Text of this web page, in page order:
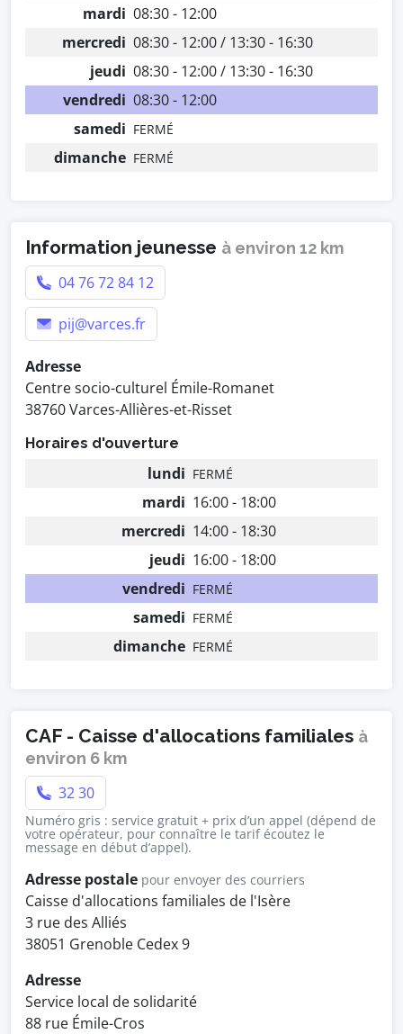
mardi 08:30 - 12:00
mercredi 08:30 - 12:00 / 13:30 - 16:30
jeudi 08:30 - 12:00 / 13:30 - 16:30
vendredi 08:30 - 12:00
samedi FERMÉ
dimanche FERMÉ
Information jeunesse à environ 12 km
04 76 72 84 12
pij@varces.fr
Adresse
Centre socio-culturel Émile-Romanet
38760 Varces-Allières-et-Risset
Horaires d'ouverture
lundi FERMÉ
mardi 16:00 - 18:00
mercredi 14:00 - 18:30
jeudi 16:00 - 18:00
vendredi FERMÉ
samedi FERMÉ
dimanche FERMÉ
CAF - Caisse d'allocations familiales à
environ 6 km
32 30
Numéro gris : service gratuit + prix d’un appel (dépend de
votre opérateur, pour connaître le tarif écoutez le
message en début d’appel).
Adresse postale pour envoyer des courriers
Caisse d'allocations familiales de l'Isère
3 rue des Alliés
38051 Grenoble Cedex 9
Adresse
Service local de solidarité
88 rue Émile-Cros